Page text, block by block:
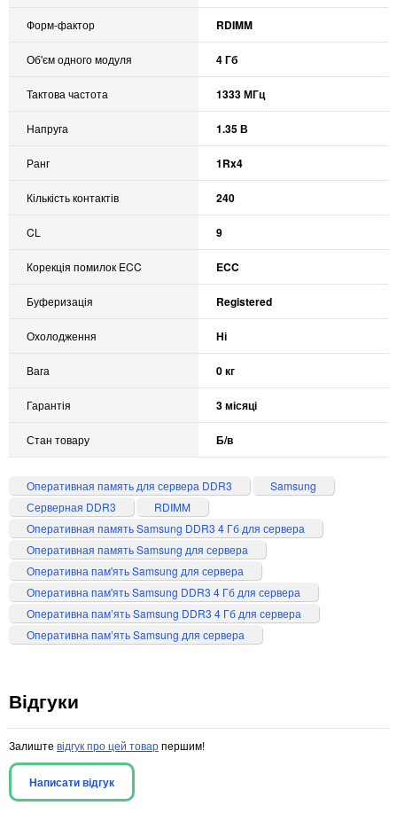
Форм-фактор RDIMM
Об'єм одного модуля 4 Гб
Тактова частота 1333 МГц
Напруга 1.35 В
Ранг 1Rx4
Кількість контактів 240
CL 9
Корекція помилок ECC ECC
Буферизація Registered
Охолодження Ні
Вага 0 кг
Гарантія 3 місяці
Стан товару Б/в
Оперативная память для сервера DDR3
Samsung
Серверная DDR3
RDIMM
Оперативная память Samsung DDR3 4 Гб для сервера
Оперативная память Samsung для сервера
Оперативна пам'ять Samsung для сервера
Оперативна пам'ять Samsung DDR3 4 Гб для сервера
Оперативна памʼять Samsung DDR3 4 Гб для сервера
Оперативна памʼять Samsung для сервера
Відгуки
Залиште відгук про цей товарпершим!
Написати відгук